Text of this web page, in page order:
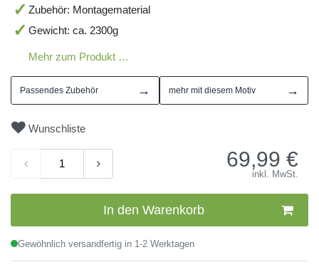
Zubehör: Montagematerial
Gewicht: ca. 2300g
Mehr zum Produkt …
Passendes Zubehör → mehr mit diesem Motiv →
Wunschliste
69,99 €
inkl. MwSt.
In den Warenkorb
Gewöhnlich versandfertig in 1-2 Werktagen